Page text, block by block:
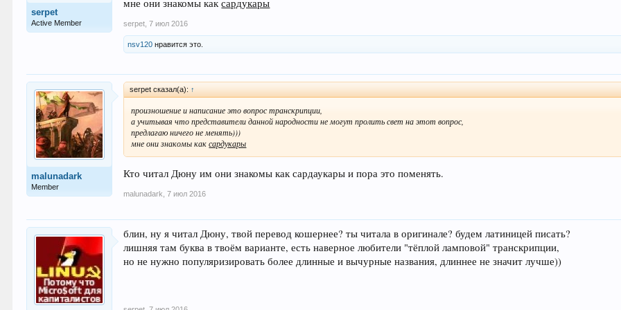
serpet
Active Member
мне они знакомы каксардукары
serpet 7 июл 2016
nsv120 нравится это.
malunadark
Member
serpet сказал(а): ↑
произношение и написание это вопрос транскрипции,
а учитывая что представители данной народности не могут пролить свет на этот вопрос,
предлагаю ничего не менять)))
мне они знакомы каксардукары
Кто читал Дюну им они знакомы как сардаукары и пора это поменять.
malunadark 7 июл 2016
блин, ну я читал Дюну, твой перевод кошернее? ты читала в оригинале? будем латиницей писать?
лишняя там буква в твоём варианте, есть наверное любители "тёплой ламповой" транскрипции,
но не нужно популяризировать более длинные и вычурные названия, длиннее не значит лучше))